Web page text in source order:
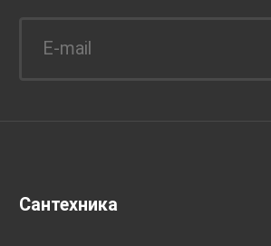
Сантехника